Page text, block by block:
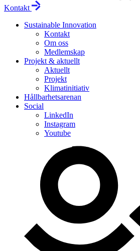
Kontakt
Sustainable Innovation
Kontakt
Om oss
Medlemskap
Projekt & aktuellt
Aktuellt
Projekt
Klimatinitiativ
Hållbarhetsarenan
Social
LinkedIn
Instagram
Youtube